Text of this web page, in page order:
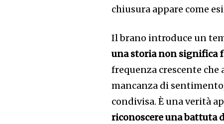
chiusura appare come
Il brano introduce un
una storia non significa
frequenza crescente
mancanza di
condivisa. È una verità
riconoscere una battuta